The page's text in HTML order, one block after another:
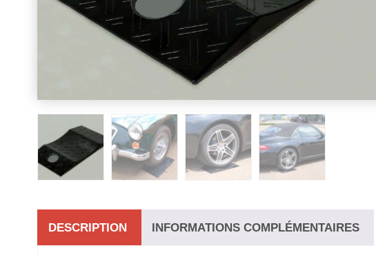
DESCRIPTION INFORMATIONS COMPLÉMENTAIRES